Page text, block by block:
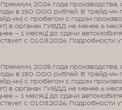
2024 года производства,
в 150 000 рублей. В трейд-ин
ин) с пробегом с годом
в органах ГИБДД не менее 6
– 1 месяц) до сдачи
с 01.03.2026. Подробности
2025 года производства,
в 150 000 рублей. В трейд-ин
ин) с пробегом с годом
в органах ГИБДД не менее 6
– 1 месяц) до сдачи
с 01.03.2026. Подробности